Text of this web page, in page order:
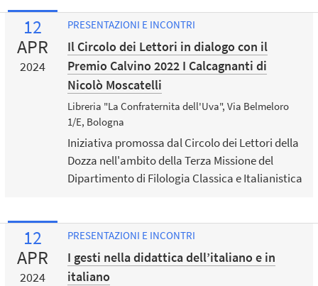
12
APR
2024
PRESENTAZIONI E INCONTRI
Il Circolo dei Lettori in dialogo con il
Premio Calvino 2022 I Calcagnanti di
Nicolò Moscatelli
Libreria "La Confraternita dell'Uva", Via Belmeloro
1/E, Bologna
Iniziativa promossa dal Circolo dei Lettori della
Dozza nell'ambito della Terza Missione del
Dipartimento di Filologia Classica e Italianistica
12
APR
2024
PRESENTAZIONI E INCONTRI
I gesti nella didattica dell’italiano e in
italiano